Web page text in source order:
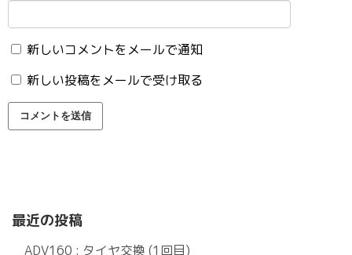
新しいコメントをメールで通知
新しい投稿をメールで受け取る
最近の投稿
ADV160 : タイヤ交換 (1回目)